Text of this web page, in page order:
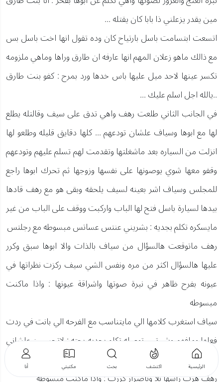
مين يقدر يزعلني ذا بابا كان يقتله ...
اتسعت ابتسامت باسل بارتياح كان وده تقول انها اخت باسل بس
مع ذالك ماهو زعلان المهم انها عارفه ان طارق وراها وماهي ملزومه
تكسر عينها لاحد ميل عليها باس خدها ورد بمرح : كفو بنت طارق
..يالله اجل اسلم عليك ...
في الجانب الثاني طلعت رهف واهي تدق على سيف وقالتله يطلع
لها مع ابوها وسياف علشان تودعهم ... كلها دقايق قليله وطلعو لها
انزلت من السياره بعد ماشغلتها وتقدمت لهم تسلم عليهم وتودعهم
وقفو معها شوي يوصونها على نفسها وزوجها ثم تحرك ابوها راجع
للمجلس وسياف اشر بعينه لسيف يلحقه وبقى هو مع رهف قادها
بيدها لسيارة باسل فتح لها الباب واركبت ووقف على الباب من غير
مايسكره تكلم بجديه : بشريني عنتس عساتس مبسوطه مع رجلتس
رهف ماتوقعت هالسؤال من سياف بالذات والا ابوها سبق وكرر
عليها هالسؤال اكثر من مره ونفس الشي سيف ركزت نظراتها في
عيونه بفرح ظاهر في نبرة صوتها واشراقة عيونها : واذا ماكنت
مبسوطه
سياف استغرب كلامها الي مايتناسب مع الفرحه الي بانت في ردت
فعلها ومافهم وش تبي توصله تكلم بجديه بحته : لاتحسبين علشاني
اخذن اخته باسكت عنه لامنه اخطى عليتس
رهف هزت راسها بلا وباصرار كررت : واذا ماكنت مبسوطه
الرئيسية اكتشف بحث مكتبتي أنا